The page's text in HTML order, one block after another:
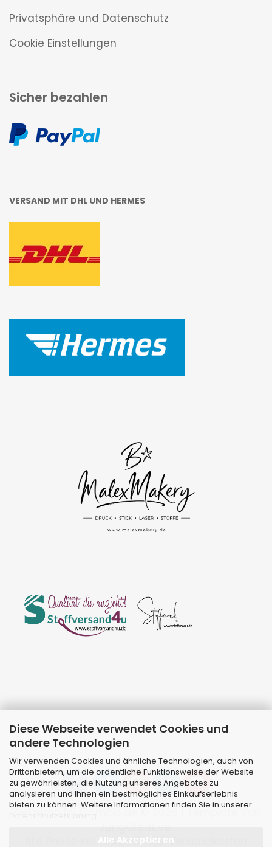
Diese Webseite verwendet Cookies und
andere Technologien
Wir verwenden Cookies und ähnliche Technologien, auch von
Drittanbietern, um die ordentliche Funktionsweise der Website
zu gewährleisten, die Nutzung unseres Angebotes zu
analysieren und Ihnen ein bestmögliches Einkaufserlebnis
bieten zu können. Weitere Informationen finden Sie in unserer
.
Alle Akzeptieren
Privatsphäre und Datenschutz
Cookie Einstellungen
Sicher bezahlen
VERSAND MIT DHL UND HERMES
Webshopby Gambio.de © 2026 | Template von
Alle Preise inkl. MwSt. & zzgl. Versandkosten